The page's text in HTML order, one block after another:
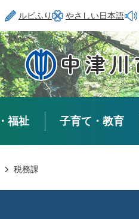
ルビふり やさしい日本語
福祉 子育て・教育
税務課